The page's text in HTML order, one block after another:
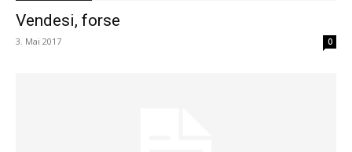
Vendesi, forse
3. Mai 2017 0